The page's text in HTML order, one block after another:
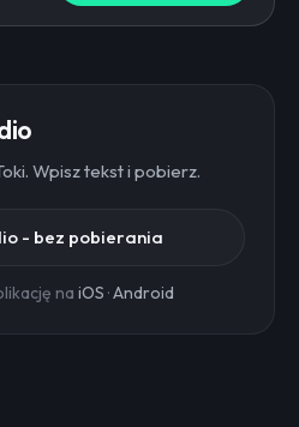
Wpisz tekst i pobierz.
- bez pobierania
na iOS ·Android